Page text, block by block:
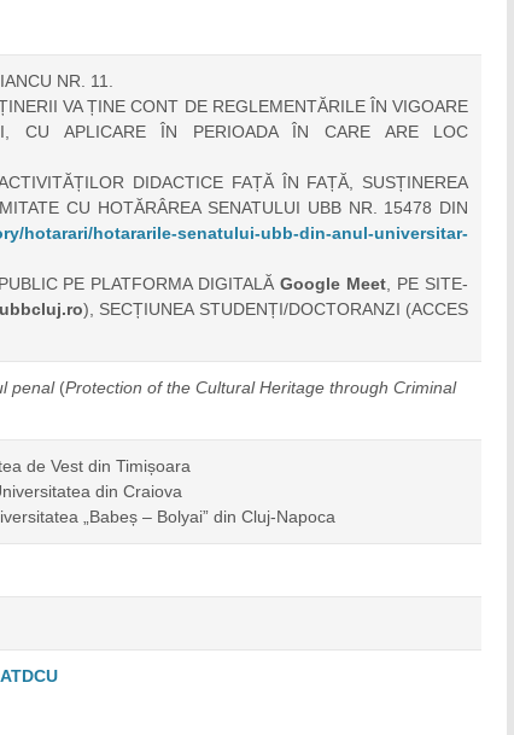
NR. 11.
VA ȚINE CONT DE REGLEMENTĂRILE ÎN VIGOARE
CU APLICARE ÎN PERIOADA ÎN CARE ARE LOC
DIDACTICE FAȚĂ ÎN FAȚĂ, SUSȚINEREA
CU HOTĂRÂREA SENATULUI UBB NR. 15478 DIN
hotarari/hotararile-senatului-ubb-din-anul-universitar-
PE PLATFORMA DIGITALĂGoogle Meet , PE SITE-
), SECȚIUNEA STUDENȚI/DOCTORANZI (ACCES
penal(Protection of the Cultural Heritage through Criminal
de Vest din Timișoara
din Craiova
„Babeș – Bolyai” din Cluj-Napoca